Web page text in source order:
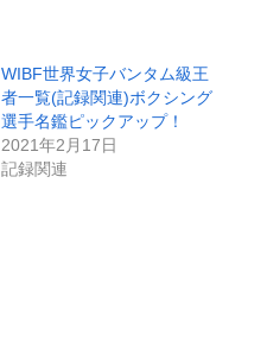
WIBF世界女子バンタム級王
者一覧(記録関連)ボクシング
選手名鑑ピックアップ！
2021年2月17日
記録関連